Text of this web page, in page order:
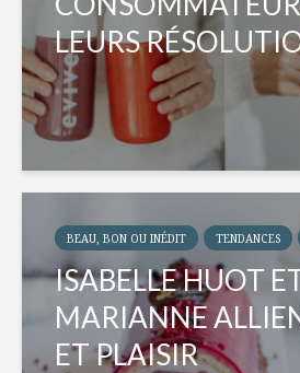
LEURS
BEAU, BON OU INÉDIT TENDANCES
ISABELLE HUOT
MARIANNE
ET PLAISIR